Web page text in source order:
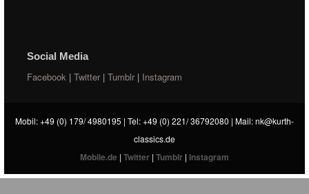
Social Media
Facebook |Twitter |Tumblr | Instagram
Mobil: +49 (0) 179/ 4980195 | Tel: +49 (0) 221/ 36792080 | Mail:nk@kurth-
classics.de
Mobile.de | Twitter | Tumblr | Instagram